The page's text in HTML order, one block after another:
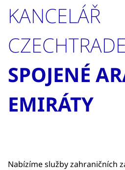
KANCELÁŘ
CZECHTRADE
SPOJENÉ
EMIRÁTY
Nabízíme služby zahraničních